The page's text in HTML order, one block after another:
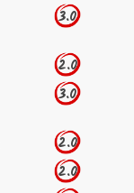
3.0
2.0
3.0
2.0
2.0